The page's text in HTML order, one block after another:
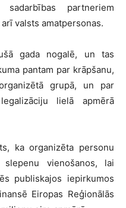
partneriem
valsts amatpersonas.
gada nogalē, un tas
pantam par krāpšanu,
grupā, un par
lielā apmērā
ka organizēta personu
vienošanos, lai
publiskajos iepirkumos
Eiropas Reģionālās